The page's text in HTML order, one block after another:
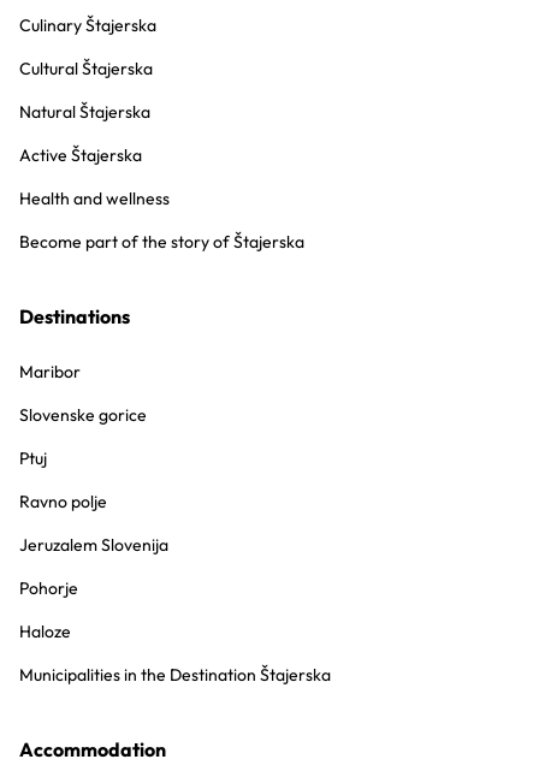
Culinary Štajerska
Cultural Štajerska
Natural Štajerska
Active Štajerska
Health and wellness
Become part of the story of Štajerska
Destinations
Maribor
Slovenske gorice
Ptuj
Ravno polje
Jeruzalem Slovenija
Pohorje
Haloze
Municipalities in the Destination Štajerska
Accommodation